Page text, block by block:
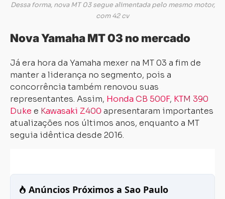
Dessa forma, nova MT 03 segue alimentada pelo mesmo motor,
com 42 cv
Nova Yamaha MT 03 no mercado
Já era hora da Yamaha mexer na MT 03 a fim de
manter a liderança no segmento, pois a
concorrência também renovou suas
representantes. Assim, Honda CB 500F, KTM 390
Duke e Kawasaki Z400 apresentaram importantes
atualizações nos últimos anos, enquanto a MT
seguia idêntica desde 2016.
Carregando...
Carregando...